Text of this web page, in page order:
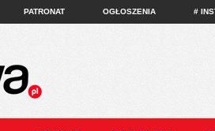
PATRONAT OGŁOSZENIA #